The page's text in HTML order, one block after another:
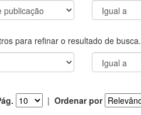
para refinar o resultado de busca.
| Ordenar por